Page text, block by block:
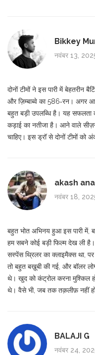
Bikkey
नवंबर 13,
दोनों टीमों ने इस पारी में बेहतरीन
और ज़िम्बाब्वे का 586‑रन। अगर
बहुत बड़ी उपलब्धि है। यह सफलता
कड़ाई का नतीजा है। आने वाले
चाहिए। इस ड्रॉ से दोनों टीमों को
akash
नवंबर 18,
बहुत भोत अभिनय हुआ इस पारी में,
हम सबने कोई बड़ी फिल्म देख ली है।
सस्पेंस थ्रिलर का क्लाइमैक्स था,
तो बहुत बख़ूबी की गई, और बॉलर
थे। खुद को कंट्रोल करना मुश्किल
थे। वैसे भी, जब तक तक़लीफ़ नहीं
BALAJI G
नवंबर 24,